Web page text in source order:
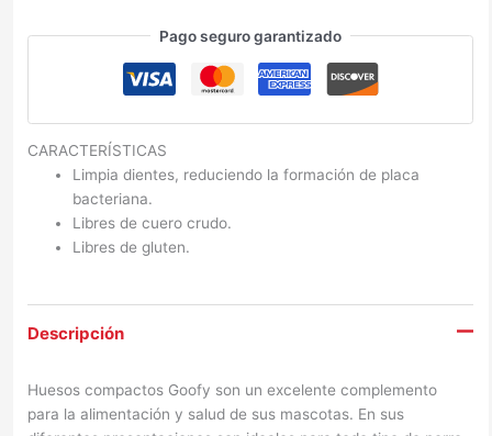
Pago seguro garantizado
CARACTERÍSTICAS
Limpia dientes, reduciendo la formación de placa
bacteriana.
Libres de cuero crudo.
Libres de gluten.
Descripción
Huesos compactos Goofy son un excelente complemento
para la alimentación y salud de sus mascotas. En sus